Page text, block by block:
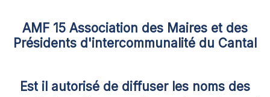
AMF 15 Association des Maires et des
Présidents d'intercommunalité du Cantal
Est il autorisé de diffuser les noms des